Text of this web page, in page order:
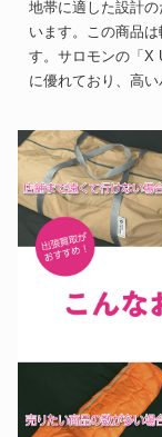
地帯に適した設計
います。この商品
す。サロモンの「X
に優れており、高い